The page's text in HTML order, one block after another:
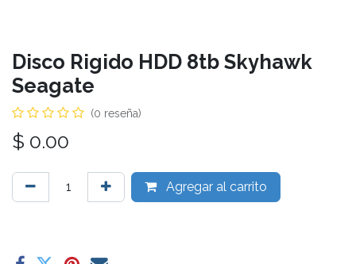
Disco Rigido HDD 8tb Skyhawk
Seagate
(0 reseña)
$ 0.00
Agregar al carrito